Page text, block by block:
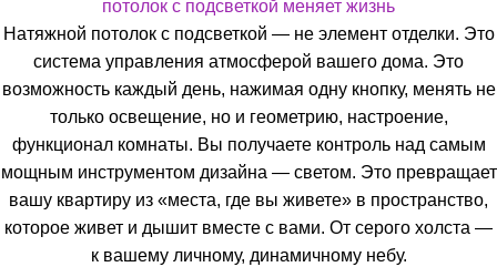
Натяжной потолок с подсветкой — не элемент отделки. Это
система управления атмосферой вашего дома. Это
возможность каждый день, нажимая одну кнопку, менять не
только освещение, но и геометрию, настроение,
функционал комнаты. Вы получаете контроль над самым
мощным инструментом дизайна — светом. Это превращает
вашу квартиру из «места, где вы живете» в пространство,
которое живет и дышит вместе с вами. От серого холста —
к вашему личному, динамичному небу.